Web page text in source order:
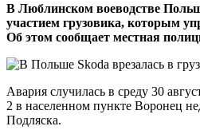
В Люблинском воеводстве
участием грузовика, которым
Об этом сообщает местная
Авария случилась в среду 30
2 в населенном пункте Воронец
Подляска.